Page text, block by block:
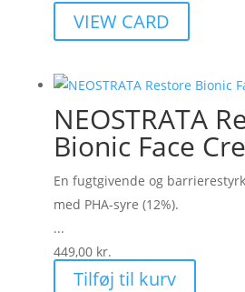
VIEW CARD
NEOSTRATA
Bionic Face
En fugtgivende og
med PHA-syre (12%).
...
449,00 kr.
Tilføj til kurv